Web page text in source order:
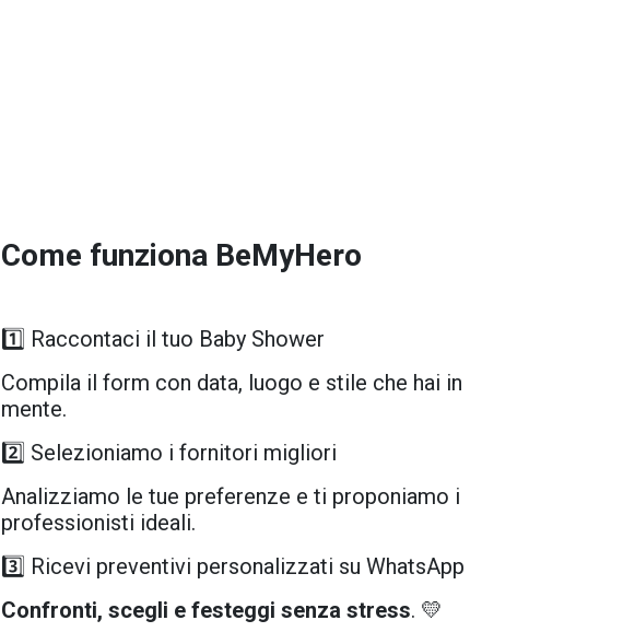
Come funziona BeMyHero
1️⃣ Raccontaci il tuo Baby Shower
Compila il form con data, luogo e stile che hai in
mente.
2️⃣ Selezioniamo i fornitori migliori
Analizziamo le tue preferenze e ti proponiamo i
professionisti ideali.
3️⃣ Ricevi preventivi personalizzati su WhatsApp
Confronti, scegli e festeggi senza stress. 💛